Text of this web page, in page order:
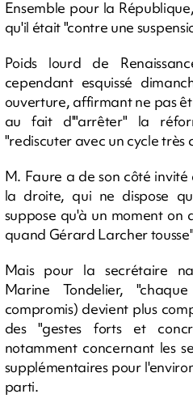
Ensemble pour la
qu'il était "contre une
Poids lourd de
cependant esquissé
ouverture, affirmant ne pas
au fait d'"arrêter" la
"rediscuter avec un cycle très
M. Faure a de son côté
la droite, qui ne dispose
suppose qu'à un moment on
quand Gérard Larcher
Mais pour la secrétaire
Marine Tondelier,
compromis) devient plus
des "gestes forts et
notamment concernant les
supplémentaires pour
parti.